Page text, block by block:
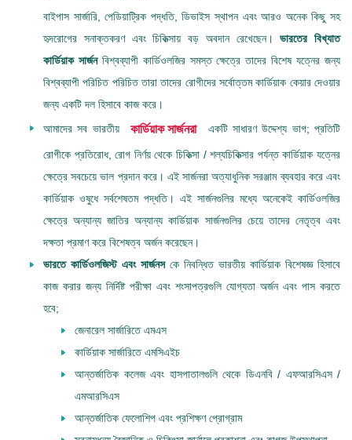
বাইপাস সার্জারি, পেডিয়াট্রিক পদ্ধতি, ডিভাইস স্থাপন এবং আরও অনেক কিছু সহ
হৃদরোগের সনাক্তকরণ এবং চিকিত্সায় বড় অবদান রেখেছেন।ভারতের বিখ্যাত
কার্ডিয়াক সার্জন বিশ্বব্যাপী কার্ডিওলজির সমস্ত ক্ষেত্রে তাদের বিশেষ যত্নের জন্য
বিশ্বব্যাপী পরিচিত পরিচিত তারা তাদের রোগীদের সর্বোত্তম কার্ডিয়াক কেয়ার দেওয়ার
জন্য একটি দল হিসাবে কাজ করে।
আমাদের সব ভারতীয়
কার্ডিয়াক সার্জনরা একটি সাধারণ উদ্দেশ্য ভাগ; প্রতিটি
রোগীকে প্রতিরোধ, রোগ নির্ণয় থেকে চিকিত্সা / শল্যচিকিত্সার পর্যন্ত কার্ডিয়াক যত্নের
ক্ষেত্রে সবচেয়ে ভাল প্রদান করে। এই সার্জনরা অত্যাধুনিক সরঞ্জাম ব্যবহার করে এবং
কার্ডিয়াক ওষুধে সর্বশেষতম পদ্ধতি। এই সার্জনগুলির মধ্যে অনেকেই কার্ডিওলজির
ক্ষেত্রে অন্যান্য জাতির অন্যান্য কার্ডিয়াক সার্জনগুলির চেয়ে তাদের নেতৃত্ব এবং
দক্ষতা প্রমাণ করে বিশেষত্ব অর্জন করেছেন।
ভারতে কার্ডিওলজিস্ট এবং সার্জনস কে নিবন্ধিত ভারতীয় কার্ডিয়াক বিশেষজ্ঞ হিসাবে
কাজ করার জন্য নির্দিষ্ট পরীক্ষা এবং শংসাপত্রগুলি যোগ্যতা অর্জন এবং পাস করতে
হবে;
জেনারেল সার্জারিতে এমএস
কার্ডিয়াক সার্জারিতে এমসিএইচ
আন্তর্জাতিক কলেজ এবং হাসপাতালগুলি থেকে ডিএনবি / এফআরসিএস /
এমআরসিএস
আন্তর্জাতিক ফেলোশিপ এবং প্রশিক্ষণ প্রোগ্রাম